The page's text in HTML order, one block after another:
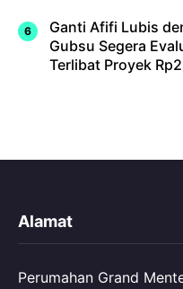
Ganti Afifi Lubis
Gubsu Segera
Terlibat Proyek
Alamat
Perumahan Grand